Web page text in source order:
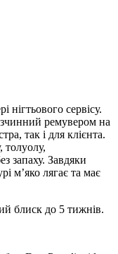
нігтьового сервісу.
ремувером на
так і для клієнта.
толуолу,
запаху. Завдяки
м’яко лягає та має
блиск до 5 тижнів.